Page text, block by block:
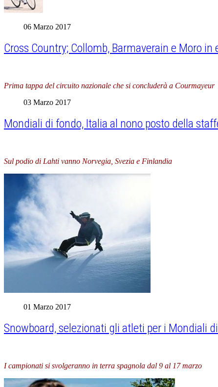
06 Marzo 2017
Cross Country; Collomb, Barmaverain e Moro
Prima tappa del circuito nazionale che si concluderà a Courmayeur
03 Marzo 2017
Mondiali di fondo, Italia al nono posto della
Sul podio di Lahti vanno Norvegia, Svezia e Finlandia
01 Marzo 2017
Snowboard, selezionati gli atleti per i Mondiali
I campionati si svolgeranno in terra spagnola dal 9 al 17 marzo